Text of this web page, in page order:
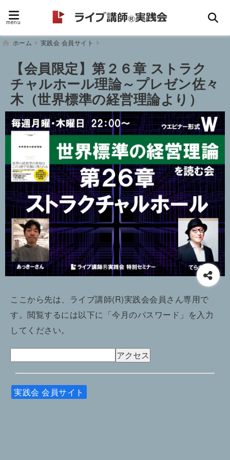
menu
ホーム 実践会 会員サイト
【会員限定】第２６章 ストラク
チャルホール理論～プレゼン佐々
木（世界標準の経営理論より）
ここから先は、ライブ講師(R)実践会会員さん専用で
す。閲覧するには以下に「今月のパスワード」を入力
してください。
実践会 会員サイト